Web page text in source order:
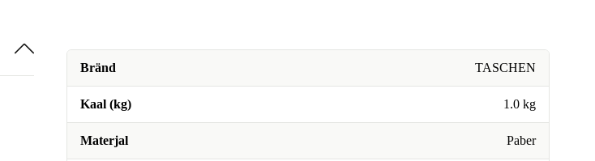
Bränd TASCHEN
Kaal (kg) 1.0 kg
Materjal Paber